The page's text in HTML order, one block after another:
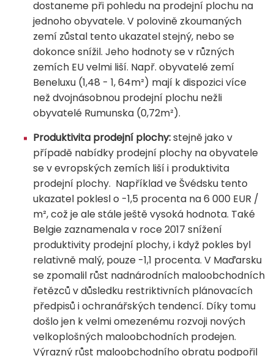
dostaneme při pohledu na prodejní plochu na
jednoho obyvatele. V polovině zkoumaných
zemí zůstal tento ukazatel stejný, nebo se
dokonce snížil. Jeho hodnoty se v různých
zemích EU velmi liší. Např. obyvatelé zemí
Beneluxu (1,48 - 1, 64m²) mají k dispozici více
než dvojnásobnou prodejní plochu nežli
obyvatelé Rumunska (0,72m²).
Produktivita prodejní plochy:stejně jako v
případě nabídky prodejní plochy na obyvatele
se v evropských zemích liší i produktivita
prodejní plochy. Například ve Švédsku tento
ukazatel poklesl o -1,5 procenta na 6 000 EUR /
m², což je ale stále ještě vysoká hodnota. Také
Belgie zaznamenala v roce 2017 snížení
produktivity prodejní plochy, i když pokles byl
relativně malý, pouze -1,1 procenta. V Maďarsku
se zpomalil růst nadnárodních maloobchodních
řetězců v důsledku restriktivních plánovacích
předpisů i ochranářských tendencí. Díky tomu
došlo jen k velmi omezenému rozvoji nových
velkoplošných maloobchodních prodejen.
Výrazný růst maloobchodního obratu podpořil